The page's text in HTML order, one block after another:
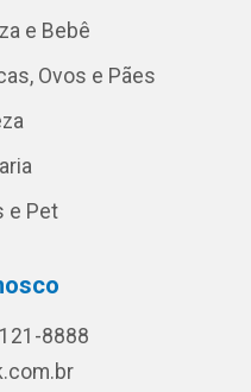
e Bebê
Ovos e Pães
e Pet
8888